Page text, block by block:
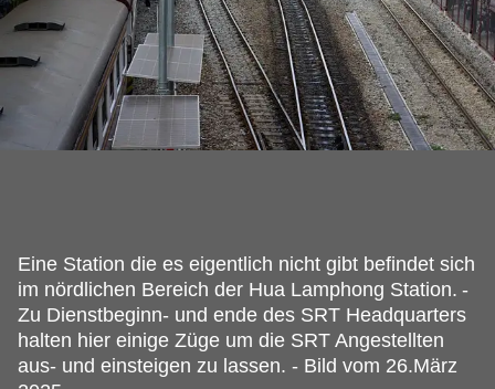
Eine Station die es eigentlich nicht gibt befindet sich
im nördlichen Bereich der Hua Lamphong Station. -
Zu Dienstbeginn- und ende des SRT Headquarters
halten hier einige Züge um die SRT Angestellten
aus- und einsteigen zu lassen. - Bild vom 26.März